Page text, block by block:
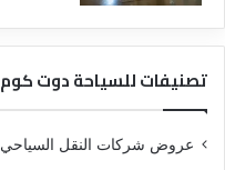
تصنيفات للسياحة دوت كوم
عروض شركات النقل السياحي